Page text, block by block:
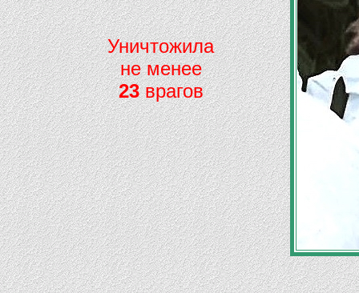
Уничтожила
не менее
23врагов